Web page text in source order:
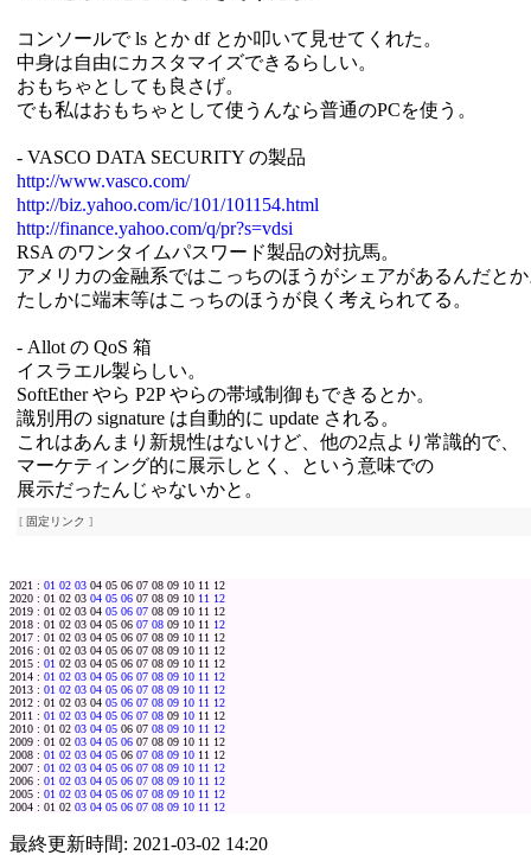
コンソールで ls とか df とか叩いて見せてくれた。
中身は自由にカスタマイズできるらしい。
おもちゃとしても良さげ。
でも私はおもちゃとして使うんなら普通のPCを使う。
- VASCO DATA SECURITY の製品
http://www.vasco.com/
http://biz.yahoo.com/ic/101/101154.html
http://finance.yahoo.com/q/pr?s=vdsi
RSA のワンタイムパスワード製品の対抗馬。
アメリカの金融系ではこっちのほうがシェアがあるんだと
たしかに端末等はこっちのほうが良く考えられてる。
- Allot の QoS 箱
イスラエル製らしい。
SoftEther やら P2P やらの帯域制御もできるとか。
識別用の signature は自動的に update される。
これはあんまり新規性はないけど、他の2点より常識的で、
マーケティング的に展示しとく、という意味での
展示だったんじゃないかと。
[ 固定リンク ]
2021 : 01 02 03 04 05 06 07 08 09 10 11 12
2020 : 01 02 03 04 05 06 07 08 09 10 11 12
2019 : 01 02 03 04 05 06 07 08 09 10 11 12
2018 : 01 02 03 04 05 06 07 08 09 10 11 12
2017 : 01 02 03 04 05 06 07 08 09 10 11 12
2016 : 01 02 03 04 05 06 07 08 09 10 11 12
2015 : 01 02 03 04 05 06 07 08 09 10 11 12
2014 : 01 02 03 04 05 06 07 08 09 10 11 12
2013 : 01 02 03 04 05 06 07 08 09 10 11 12
2012 : 01 02 03 04 05 06 07 08 09 10 11 12
2011 : 01 02 03 04 05 06 07 08 09 10 11 12
2010 : 01 02 03 04 05 06 07 08 09 10 11 12
2009 : 01 02 03 04 05 06 07 08 09 10 11 12
2008 : 01 02 03 04 05 06 07 08 09 10 11 12
2007 : 01 02 03 04 05 06 07 08 09 10 11 12
2006 : 01 02 03 04 05 06 07 08 09 10 11 12
2005 : 01 02 03 04 05 06 07 08 09 10 11 12
2004 : 01 02 03 04 05 06 07 08 09 10 11 12
最終更新時間: 2021-03-02 14:20